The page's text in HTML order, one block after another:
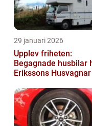
29 januari 2026
Upplev friheten:
Begagnade husbilar
Erikssons Husvagnar